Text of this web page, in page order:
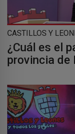
CASTILLOS Y
¿Cuál es el
provincia de